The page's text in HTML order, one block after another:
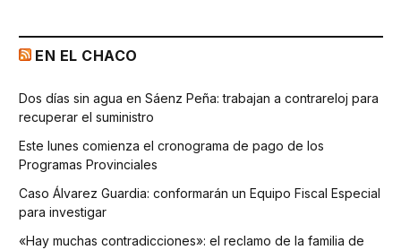
EN EL CHACO
Dos días sin agua en Sáenz Peña: trabajan a contrareloj para
recuperar el suministro
Este lunes comienza el cronograma de pago de los
Programas Provinciales
Caso Álvarez Guardia: conformarán un Equipo Fiscal Especial
para investigar
«Hay muchas contradicciones»: el reclamo de la familia de